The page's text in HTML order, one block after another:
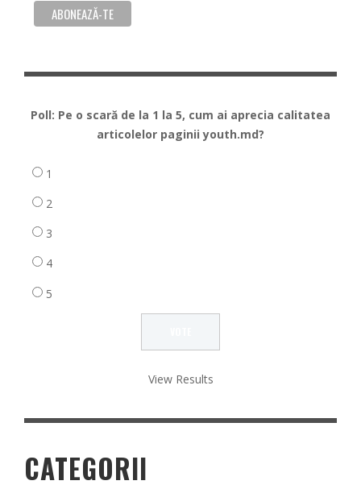
Poll: Pe o scară de la 1 la 5, cum ai aprecia calitatea
articolelor paginii youth.md?
1
2
3
4
5
View Results
CATEGORII